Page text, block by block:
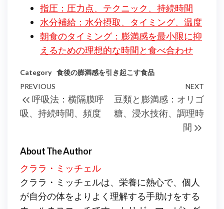
指圧：圧力点、テクニック、持続時間
水分補給：水分摂取、タイミング、温度
朝食のタイミング：膨満感を最小限に抑
えるための理想的な時間と食べ合わせ
Category 食後の膨満感を引き起こす食品
Post
navigation
Previous
Post
PREVIOUS
呼吸法：横隔膜呼
吸、持続時間、頻度
NEXT
豆類と膨満感：オリゴ
糖、浸水技術、調理時
間
About The Author
クララ・ミッチェル
クララ・ミッチェルは、栄養に熱心で、個人
が自分の体をよりよく理解する手助けをする